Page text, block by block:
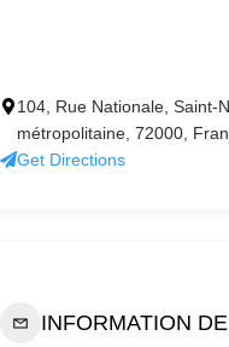
104, Rue Nationale, Saint-
métropolitaine, 72000,
Get Directions
INFORMATION